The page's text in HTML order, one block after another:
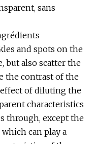
sans
and spots on the
but also scatter the
the contrast of the
effect of diluting the
characteristics
through, except the
can play a